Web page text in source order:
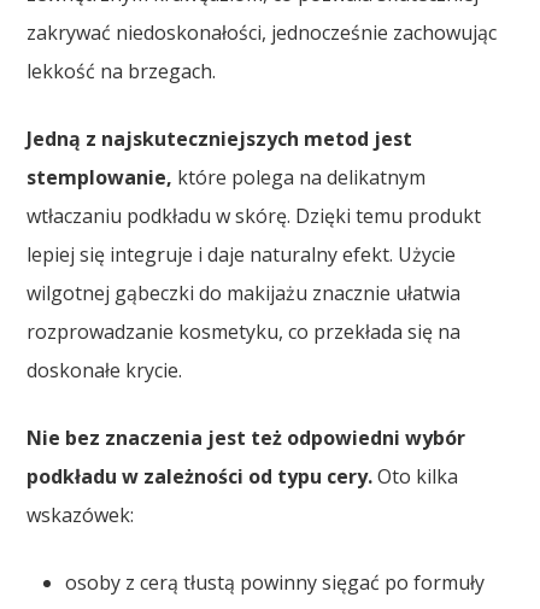
zakrywać niedoskonałości, jednocześnie zachowując
lekkość na brzegach.
Jedną z najskuteczniejszych metod jest
stemplowanie, które polega na delikatnym
wtłaczaniu podkładu w skórę. Dzięki temu produkt
lepiej się integruje i daje naturalny efekt. Użycie
wilgotnej gąbeczki do makijażu znacznie ułatwia
rozprowadzanie kosmetyku, co przekłada się na
doskonałe krycie.
Nie bez znaczenia jest też odpowiedni wybór
podkładu w zależności od typu cery.Oto kilka
wskazówek:
osoby z cerą tłustą powinny sięgać po formuły